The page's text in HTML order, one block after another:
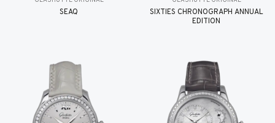
SEAQ
SIXTIES CHRONOGRAPH ANNUAL
EDITION